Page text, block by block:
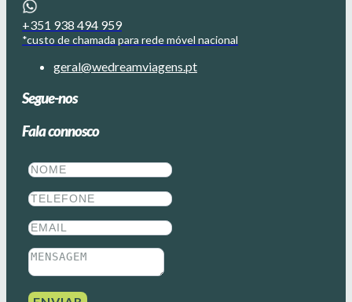
+351 938 494 959
*custo de chamada para rede móvel nacional
geral@wedreamviagens.pt
Segue-nos
Fala connosco